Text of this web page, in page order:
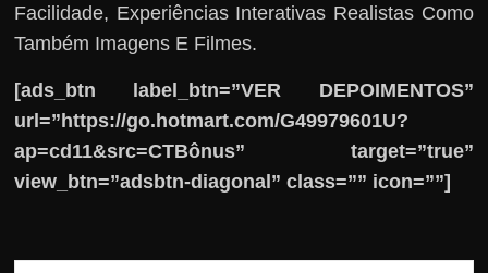
Facilidade, Experiências Interativas Realistas Como
Também Imagens E Filmes.
[ads_btn label_btn=”VER DEPOIMENTOS”
url=”https://go.hotmart.com/G49979601U?
ap=cd11&src=CTBônus” target=”true”
view_btn=”adsbtn-diagonal” class=”” icon=””]